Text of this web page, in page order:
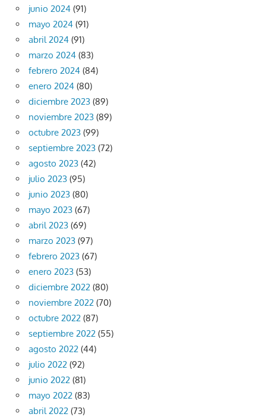
junio 2024 (91)
mayo 2024 (91)
abril 2024 (91)
marzo 2024 (83)
febrero 2024 (84)
enero 2024 (80)
diciembre 2023 (89)
noviembre 2023 (89)
octubre 2023 (99)
septiembre 2023 (72)
agosto 2023 (42)
julio 2023 (95)
junio 2023 (80)
mayo 2023 (67)
abril 2023 (69)
marzo 2023 (97)
febrero 2023 (67)
enero 2023 (53)
diciembre 2022 (80)
noviembre 2022 (70)
octubre 2022 (87)
septiembre 2022 (55)
agosto 2022 (44)
julio 2022 (92)
junio 2022 (81)
mayo 2022 (83)
abril 2022 (73)